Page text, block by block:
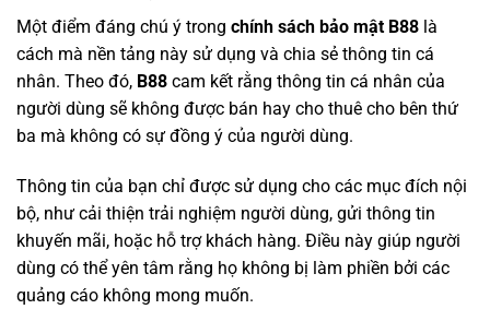
Một điểm đáng chú ý trong chính sách bảo mật B88 là
cách mà nền tảng này sử dụng và chia sẻ thông tin cá
nhân. Theo đó, B88 cam kết rằng thông tin cá nhân của
người dùng sẽ không được bán hay cho thuê cho bên thứ
ba mà không có sự đồng ý của người dùng.
Thông tin của bạn chỉ được sử dụng cho các mục đích nội
bộ, như cải thiện trải nghiệm người dùng, gửi thông tin
khuyến mãi, hoặc hỗ trợ khách hàng. Điều này giúp người
dùng có thể yên tâm rằng họ không bị làm phiền bởi các
quảng cáo không mong muốn.